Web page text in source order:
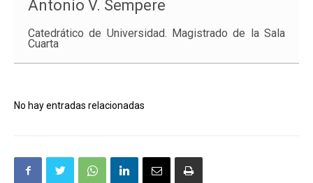
Antonio V. Sempere
Catedrático de Universidad. Magistrado de la Sala
Cuarta
No hay entradas relacionadas